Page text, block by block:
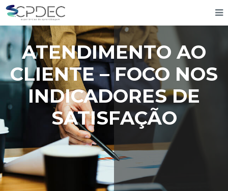
ATENDIMENTO AO
CLIENTE – FOCO NOS
INDICADORES DE
SATISFAÇÃO